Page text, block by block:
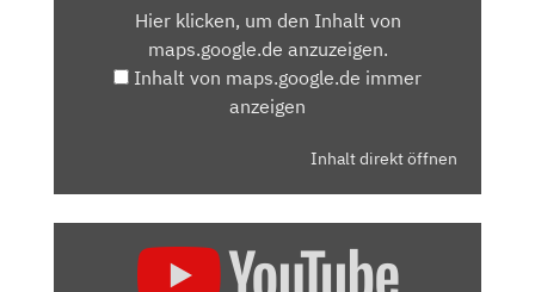
MAPS.GOOGLE.DEHier klicken, um den Inhalt von
maps.google.de anzuzeigen.
Inhalt von maps.google.de immer
anzeigen
Inhalt direkt öffnen